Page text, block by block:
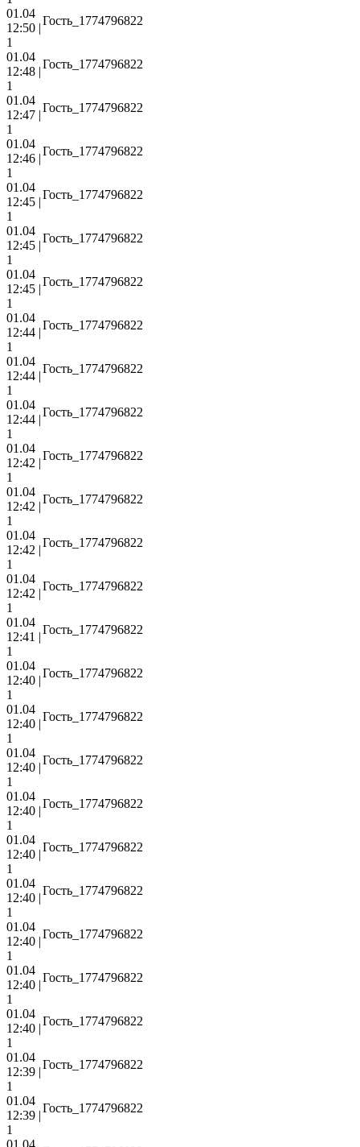
01.04
12:50 |
Гость_1774796822
1
01.04
12:48 |
Гость_1774796822
1
01.04
12:47 |
Гость_1774796822
1
01.04
12:46 |
Гость_1774796822
1
01.04
12:45 |
Гость_1774796822
1
01.04
12:45 |
Гость_1774796822
1
01.04
12:45 |
Гость_1774796822
1
01.04
12:44 |
Гость_1774796822
1
01.04
12:44 |
Гость_1774796822
1
01.04
12:44 |
Гость_1774796822
1
01.04
12:42 |
Гость_1774796822
1
01.04
12:42 |
Гость_1774796822
1
01.04
12:42 |
Гость_1774796822
1
01.04
12:42 |
Гость_1774796822
1
01.04
12:41 |
Гость_1774796822
1
01.04
12:40 |
Гость_1774796822
1
01.04
12:40 |
Гость_1774796822
1
01.04
12:40 |
Гость_1774796822
1
01.04
12:40 |
Гость_1774796822
1
01.04
12:40 |
Гость_1774796822
1
01.04
12:40 |
Гость_1774796822
1
01.04
12:40 |
Гость_1774796822
1
01.04
12:40 |
Гость_1774796822
1
01.04
12:40 |
Гость_1774796822
1
01.04
12:39 |
Гость_1774796822
1
01.04
12:39 |
Гость_1774796822
1
01.04